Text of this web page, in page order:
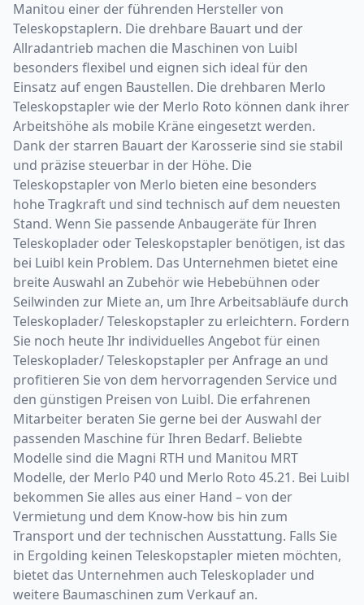
Manitou einer der führenden Hersteller von
Teleskopstaplern. Die drehbare Bauart und der
Allradantrieb machen die Maschinen von Luibl
besonders flexibel und eignen sich ideal für den
Einsatz auf engen Baustellen. Die drehbaren Merlo
Teleskopstapler wie der Merlo Roto können dank ihrer
Arbeitshöhe als mobile Kräne eingesetzt werden.
Dank der starren Bauart der Karosserie sind sie stabil
und präzise steuerbar in der Höhe. Die
Teleskopstapler von Merlo bieten eine besonders
hohe Tragkraft und sind technisch auf dem neuesten
Stand. Wenn Sie passende Anbaugeräte für Ihren
Teleskoplader oder Teleskopstapler benötigen, ist das
bei Luibl kein Problem. Das Unternehmen bietet eine
breite Auswahl an Zubehör wie Hebebühnen oder
Seilwinden zur Miete an, um Ihre Arbeitsabläufe durch
Teleskoplader/ Teleskopstapler zu erleichtern. Fordern
Sie noch heute Ihr individuelles Angebot für einen
Teleskoplader/ Teleskopstapler per Anfrage an und
profitieren Sie von dem hervorragenden Service und
den günstigen Preisen von Luibl. Die erfahrenen
Mitarbeiter beraten Sie gerne bei der Auswahl der
passenden Maschine für Ihren Bedarf. Beliebte
Modelle sind die Magni RTH und Manitou MRT
Modelle, der Merlo P40 und Merlo Roto 45.21. Bei Luibl
bekommen Sie alles aus einer Hand – von der
Vermietung und dem Know-how bis hin zum
Transport und der technischen Ausstattung. Falls Sie
in Ergolding keinen Teleskopstapler mieten möchten,
bietet das Unternehmen auch Teleskoplader und
weitere Baumaschinen zum Verkauf an.